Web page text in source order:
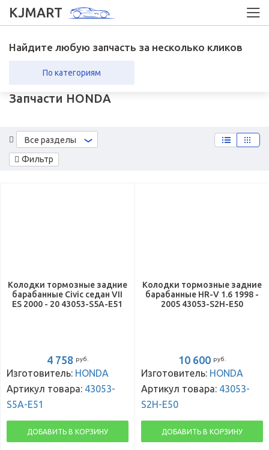
KJMART
Найдите любую запчасть за несколько кликов
По категориям
Запчасти HONDA
Фильтр
Все разделы
Колодки тормозные задние
барабанные Civic седан VII
ES 2000 - 20 43053-S5A-E51
4 758 руб.
Изготовитель: HONDA
Артикул товара: 43053-
S5A-E51
ДОБАВИТЬ В КОРЗИНУ
Колодки тормозные задние
барабанные HR-V 1.6 1998 -
2005 43053-S2H-E50
10 600 руб.
Изготовитель: HONDA
Артикул товара: 43053-
S2H-E50
ДОБАВИТЬ В КОРЗИНУ